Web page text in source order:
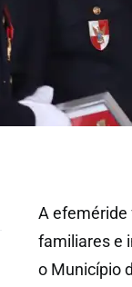
A efeméride
familiares e
o Município